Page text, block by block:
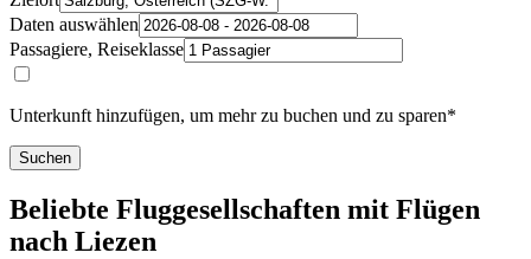
Daten auswählen
Passagiere, Reiseklasse
Unterkunft hinzufügen, um mehr zu buchen und zu sparen*
Suchen
Beliebte Fluggesellschaften mit Flügen
nach Liezen